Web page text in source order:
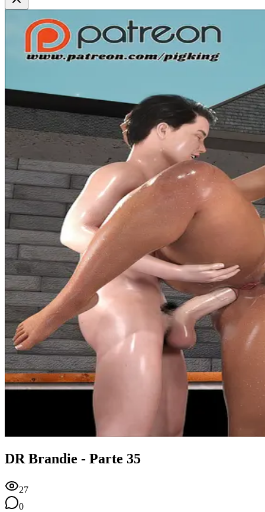
DR Brandie - Parte 35
27
0